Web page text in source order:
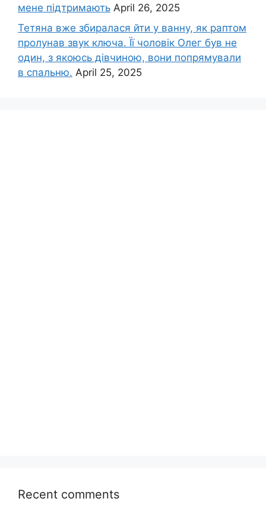
мене підтримають April 26, 2025
Тетяна вже збиралася йти у ванну, як раптом
пролунав звук ключа. Її чоловік Олег був не
один, з якоюсь дівчиною, вони попрямували
в спальню. April 25, 2025
Recent comments